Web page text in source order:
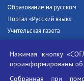
Образование на русском
Портал «Русский язык»
Учительская газета
Единый портал
Нажимая кнопку
проинформированы об
Собранная при